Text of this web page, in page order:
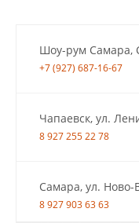
Шоу-рум Самара,
+7 (927) 687-16-67
Чапаевск, ул.
8 927 255 22 78
Самара, ул. Ново-
8 927 903 63 63